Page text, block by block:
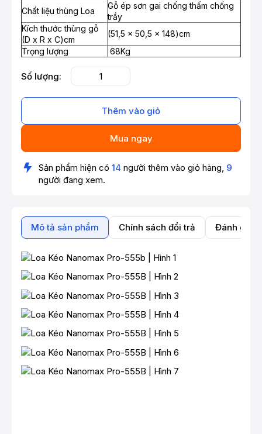
Chất liệu thùng Loa
Gỗ ép sơn gai chống thấm chống
trầy
Kích thước thùng gỗ
(D x R x C)cm
(51,5 x 50,5 x 148)cm
Trọng lượng
68Kg
Số lượng:
Thêm vào giỏ
Mua ngay
Sản phẩm hiện có 14 người thêm vào giỏ hàng, 9
người đang xem.
Mô tả sản phẩm Chính sách đổi trả Đánh giá